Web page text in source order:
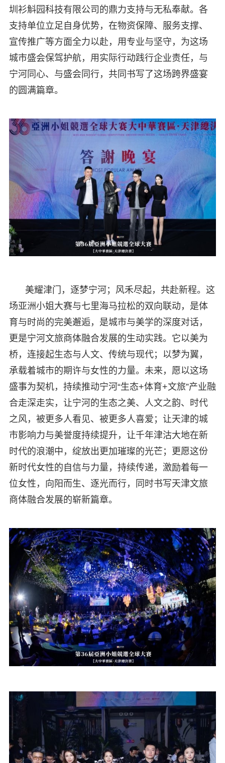
圳衫斛园科技有限公司的鼎力支持与无私奉献。各
支持单位立足自身优势，在物资保障、服务支撑、
宣传推广等方面全力以赴，用专业与坚守，为这场
城市盛会保驾护航，用实际行动践行企业责任，与
宁河同心、与盛会同行，共同书写了这场跨界盛宴
的圆满篇章。
美耀津门，逐梦宁河；风禾尽起，共赴新程。这
场亚洲小姐大赛与七里海马拉松的双向联动，是体
育与时尚的完美邂逅，是城市与美学的深度对话，
更是宁河文旅商体融合发展的生动实践。它以美为
桥，连接起生态与人文、传统与现代；以梦为翼，
承载着城市的期许与女性的力量。未来，愿以这场
盛事为契机，持续推动宁河“生态+体育+文旅”产业融
合走深走实，让宁河的生态之美、人文之韵、时代
之风，被更多人看见、被更多人喜爱；让天津的城
市影响力与美誉度持续提升，让千年津沽大地在新
时代的浪潮中，绽放出更加璀璨的光芒；更愿这份
新时代女性的自信与力量，持续传递，激励着每一
位女性，向阳而生、逐光而行，同时书写天津文旅
商体融合发展的崭新篇章。